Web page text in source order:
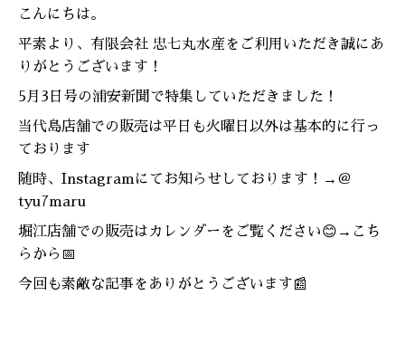
こんにちは。
平素より、有限会社 忠七丸水産をご利用いただき誠にあ
りがとうございます！
5月3日号の浦安新聞で特集していただきました！
当代島店舗での販売は平日も火曜日以外は基本的に行っ
ております
随時、Instagramにてお知らせしております！→ ＠
tyu7maru
堀江店舗での販売はカレンダーをご覧ください😊→ こち
らから📅
今回も素敵な記事をありがとうございます📰